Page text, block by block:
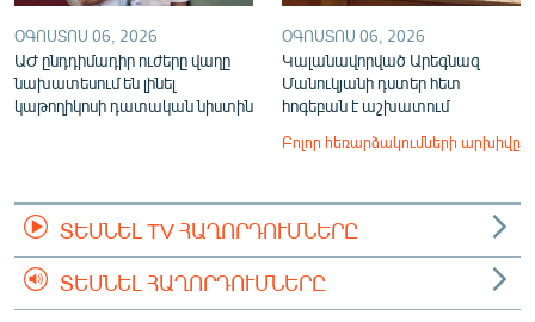
ՕԳՈՍՏՈՍ 06, 2026
ԱԺ ընդդիմադիր ուժերը վաղը
նախատեսում են լինել
կաթողիկոսի դատական նիստին
ՕԳՈՍՏՈՍ 06, 2026
Կալանավորված Արեգնազ
Մանուկյանի դստեր հետ
հոգեբան է աշխատում
Բոլոր հեռարձակումների արխիվը
ՏԵՍՆԵԼ TV ՀԱՂՈՐԴՈՒՄՆԵՐԸ
ՏԵՍՆԵԼ ՀԱՂՈՐԴՈՒՄՆԵՐԸ